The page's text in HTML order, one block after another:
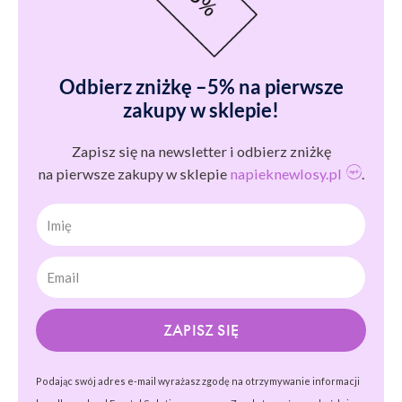
Odbierz zniżkę –5% na pierwsze
zakupy w sklepie!
Zapisz się na newsletter i odbierz zniżkę
na pierwsze zakupy w sklepie napieknewlosy.pl .
Imię
ZAPISZ SIĘ
Podając swój adres e-mail wyrażasz zgodę na otrzymywanie informacji